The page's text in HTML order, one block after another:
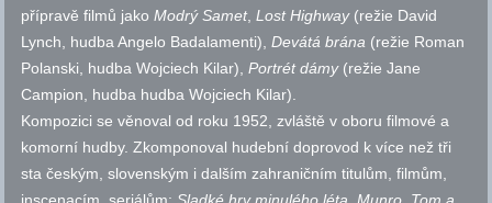
přípravě filmů jakoModrý Samet,LostHighway(režie David
Lynch, hudba Angelo Badalamenti),Devátá brána (režie Roman
Polanski, hudba Wojciech Kilar),Portrét dámy(režie Jane
Campion, hudba hudba Wojciech Kilar).
Kompozici se věnoval od roku 1952, zvláště v oboru filmové a
komorní hudby. Zkomponoval hudební doprovod k více než tři
sta českým, slovenským i dalším zahraničním titulům, filmům,